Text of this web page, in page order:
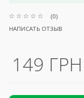
(0)
НАПИСАТЬ ОТЗЫВ
149 ГРН